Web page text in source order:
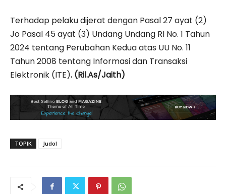
Terhadap pelaku dijerat dengan Pasal 27 ayat (2)
Jo Pasal 45 ayat (3) Undang Undang RI No. 1 Tahun
2024 tentang Perubahan Kedua atas UU No. 11
Tahun 2008 tentang Informasi dan Transaksi
Elektronik (ITE). (Ril.As/Jaith)
TOPIK Judol